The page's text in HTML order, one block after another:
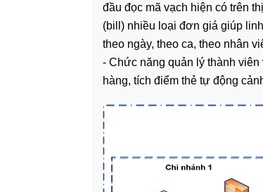
đầu đọc mã vạch hiện có trên
(bill) nhiều loại đơn giá giúp
theo ngày, theo ca, theo nhân
- Chức năng quản lý thành
hàng, tích điểm thẻ tự động